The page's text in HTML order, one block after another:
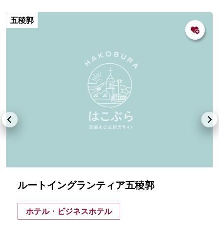
五稜郭
ルートイングランティア五稜郭
ホテル・ビジネスホテル